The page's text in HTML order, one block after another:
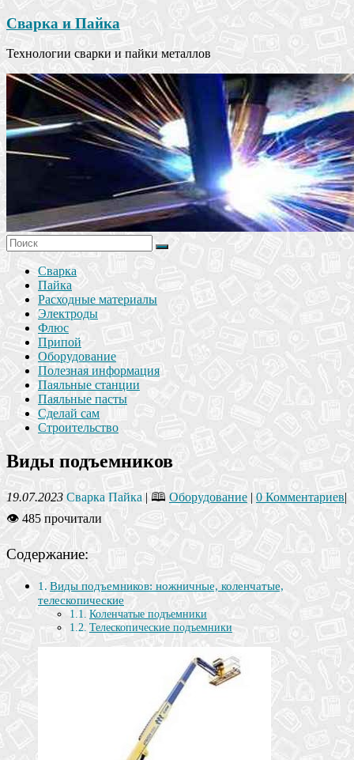
Сварка и Пайка
Технологии сварки и пайки металлов
Сварка
Пайка
Расходные материалы
Электроды
Флюс
Припой
Оборудование
Полезная информация
Паяльные станции
Паяльные пасты
Сделай сам
Строительство
Виды подъемников
19.07.2023 Сварка Пайка | 🕮 Оборудование | 0 Комментариев|
👁 485 прочитали
Содержание:
Виды подъемников: ножничные, коленчатые,
телескопические
Коленчатые подъемники
Телескопические подъемники